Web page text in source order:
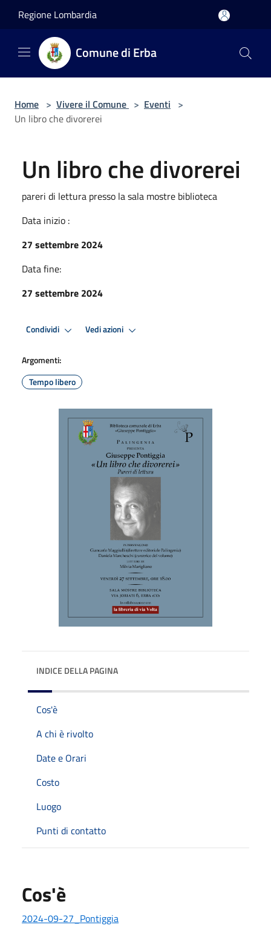
Regione Lombardia
Comune di Erba
Home > Vivere il Comune > Eventi >
Un libro che divorerei
Un libro che divorerei
pareri di lettura presso la sala mostre biblioteca
Data inizio :
27 settembre 2024
Data fine:
27 settembre 2024
Condividi Vedi azioni
Argomenti:
Tempo libero
INDICE DELLA PAGINA
Cos'è
A chi è rivolto
Date e Orari
Costo
Luogo
Punti di contatto
Cos'è
2024-09-27_Pontiggia